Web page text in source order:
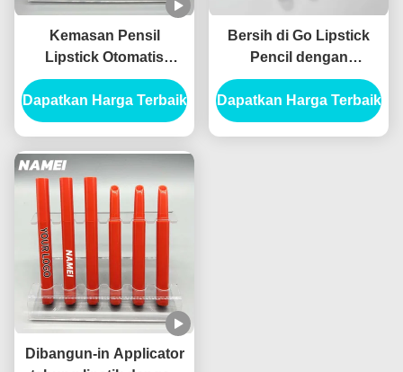
Kemasan Pensil
Lipstick Otomatis
Dengan Bentuk Pensil
Dan Teknologi Buktinya
Dapatkan Harga Terbaik
Bersih di Go Lipstick
Pencil dengan
Dibangun di Applicator
Dapatkan Harga Terbaik
Dibangun-in Applicator